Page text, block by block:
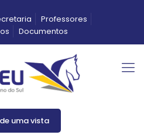
Professores
Documentos
uma vista